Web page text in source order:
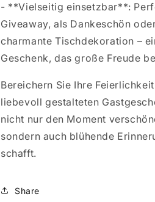
- **Vielseitig einsetzbar**:
Giveaway, als Dankeschön
charmante Tischdekoration –
Geschenk, das große Freude
Bereichern Sie Ihre
liebevoll gestalteten
nicht nur den Moment
sondern auch blühende
schafft.
Share